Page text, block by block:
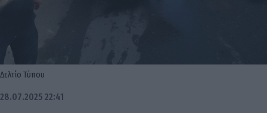
Δελτίο Τύπου
28.07.2025 22:41